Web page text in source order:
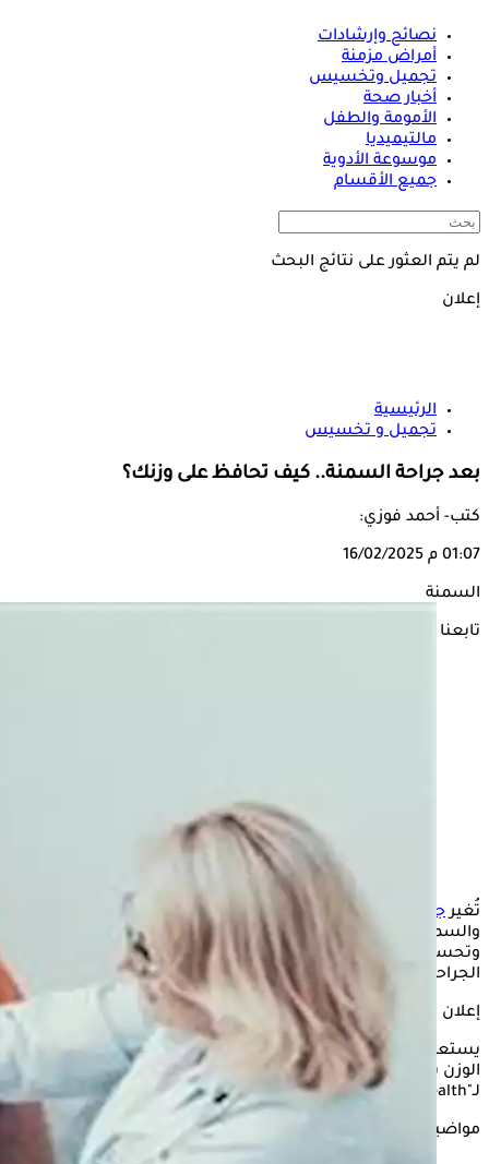
نصائح وإرشادات
أمراض مزمنة
تجميل وتخسيس
أخبار صحة
الأمومة والطفل
مالتيميديا
موسوعة الأدوية
جميع الأقسام
لم يتم العثور على نتائج البحث
إعلان
الرئيسية
تجميل و تخسيس
بعد جراحة السمنة.. كيف تحافظ على وزنك؟
كتب- أحمد فوزي:
01:07 م 16/02/2025
السمنة
تابعنا على
تُغيرجراحة السمنة
حياة الأشخاص الذين يعانون من زياردة الوزن
والسمنة المفرطة، إذ تساعد على فقدان قدر كبير من الوزن
وتحسين صحتهم العامة، واتباع نظام غذائي متوازن بعد هذه
الجراحة أمرًا بالغ الأهمية للوصول إلى الرشاقة والجسم المثالي.
إعلان
يستعرض "الكونسلتو" في التقرير التالي، كيف يمكن الحفاظ على
الوزن بعد عمليات جراحة السمنة، والنظام الغذائي السليم، وفقًا
لـ"onlymyhealth".
مواضيع ذات صلة